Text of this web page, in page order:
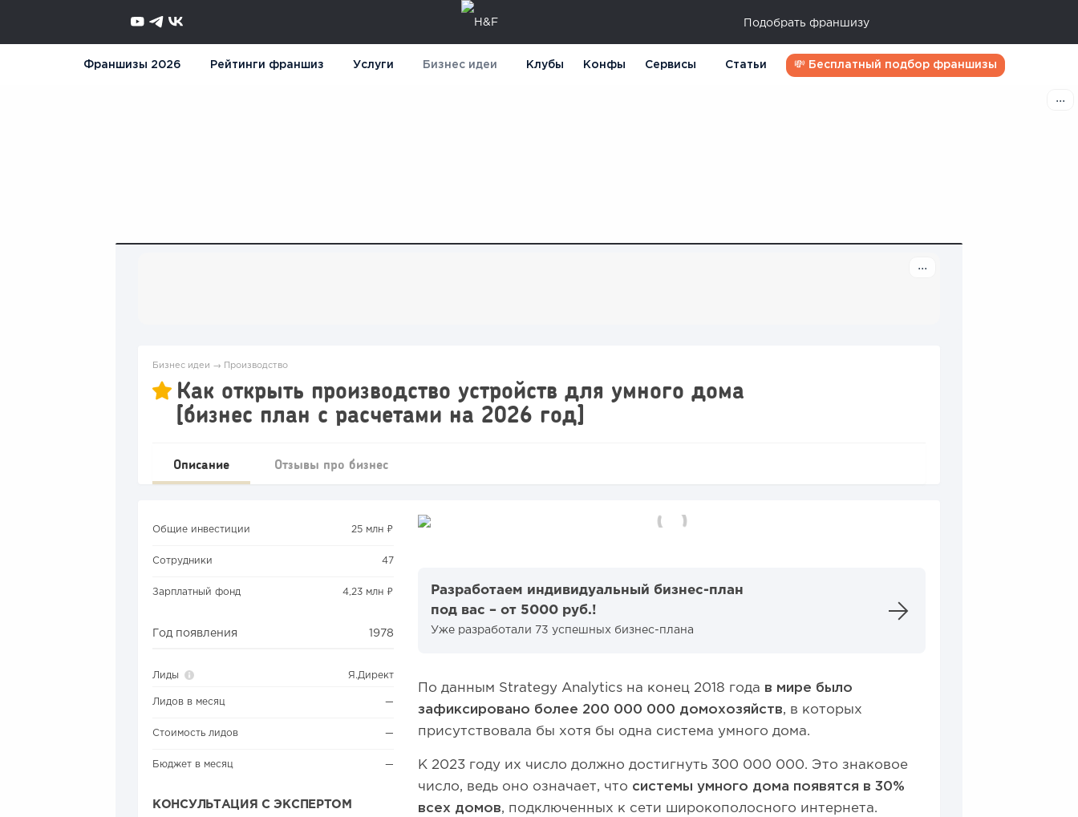
Подобрать франшизу
Франшизы 2026 Рейтинги франшиз Услуги Бизнес идеи Клубы Конфы Сервисы Статьи 💸 Бесплатный подбор франшизы
Бизнес идеи → Производство
Как открыть производство устройств для умного дома
[бизнес план с расчетами на 2026 год]
Описание Отзывы про бизнес
Общие инвестиции 25 млн ₽
Сотрудники 47
Зарплатный фонд 4,23 млн ₽
Год появления 1978
Лиды Я.Директ
Лидов в месяц —
Стоимость лидов —
Бюджет в месяц —
КОНСУЛЬТАЦИЯ С ЭКСПЕРТОМ
Разработаем индивидуальный бизнес-план
под вас – от 5000 руб.!
Уже разработали 73 успешных бизнес-плана
По данным Strategy Analytics на конец 2018 года в мире было
зафиксировано более 200 000 000 домохозяйств, в которых
присутствовала бы хотя бы одна система умного дома.
К 2023 году их число должно достигнуть 300 000 000. Это знаковое
число, ведь оно означает, что системы умного дома появятся в 30%
всех домов, подключенных к сети широкополосного интернета.